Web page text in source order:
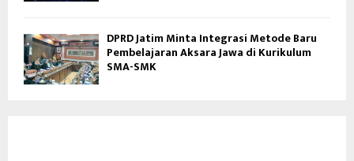
DPRD Jatim Minta Integrasi Metode Baru
Pembelajaran Aksara Jawa di Kurikulum
SMA-SMK